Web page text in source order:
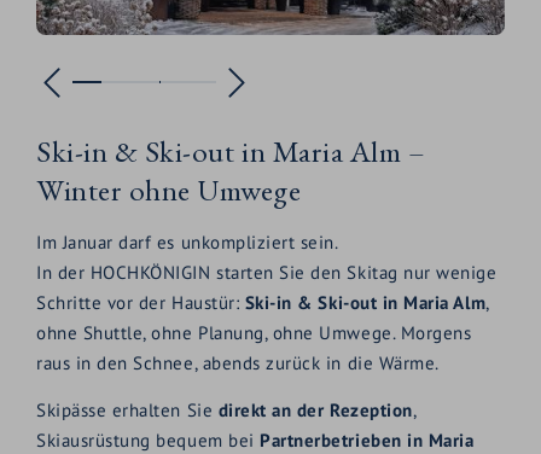
Ski-in & Ski-out in Maria Alm –
Winter ohne Umwege
Im Januar darf es unkompliziert sein.
In der HOCHKÖNIGIN starten Sie den Skitag nur wenige
Schritte vor der Haustür: Ski-in & Ski-out in Maria Alm,
ohne Shuttle, ohne Planung, ohne Umwege. Morgens
raus in den Schnee, abends zurück in die Wärme.
Skipässe erhalten Sie direkt an der Rezeption,
Skiausrüstung bequem bei Partnerbetrieben in Maria